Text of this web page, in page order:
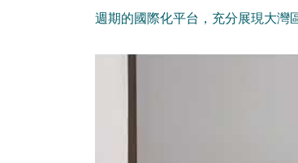
週期的國際化平台，充分展現大灣